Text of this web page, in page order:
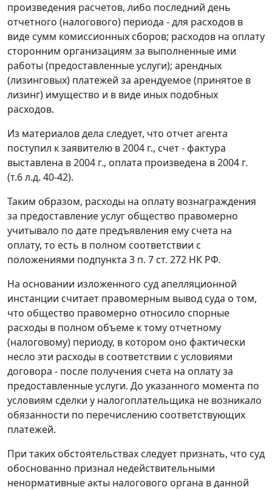
произведения расчетов, либо последний день
отчетного (налогового) периода - для расходов в
виде сумм комиссионных сборов; расходов на оплату
сторонним организациям за выполненные ими
работы (предоставленные услуги); арендных
(лизинговых) платежей за арендуемое (принятое в
лизинг) имущество и в виде иных подобных
расходов.
Из материалов дела следует, что отчет агента
поступил к заявителю в 2004 г., счет - фактура
выставлена в 2004 г., оплата произведена в 2004 г.
(т.6 л.д. 40-42).
Таким образом, расходы на оплату вознаграждения
за предоставление услуг общество правомерно
учитывало по дате предъявления ему счета на
оплату, то есть в полном соответствии с
положениями подпункта 3 п. 7 ст. 272 НК РФ.
На основании изложенного суд апелляционной
инстанции считает правомерным вывод суда о том,
что общество правомерно относило спорные
расходы в полном объеме к тому отчетному
(налоговому) периоду, в котором оно фактически
несло эти расходы в соответствии с условиями
договора - после получения счета на оплату за
предоставленные услуги. До указанного момента по
условиям сделки у налогоплательщика не возникало
обязанности по перечислению соответствующих
платежей.
При таких обстоятельствах следует признать, что суд
обоснованно признал недействительными
ненормативные акты налогового органа в данной